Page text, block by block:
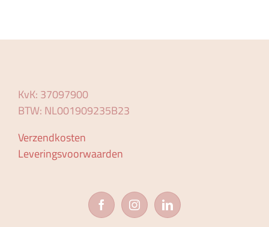
KvK: 37097900
BTW: NL001909235B23
Verzendkosten
Leveringsvoorwaarden